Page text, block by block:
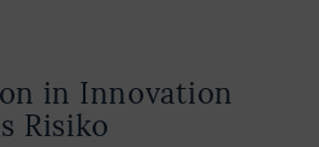
in Innovation
Risiko